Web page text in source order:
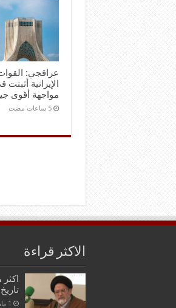
عراقجي:
الإيرانية أثبتت
مواجهة أقوى
‏5 ساعات مضت
الاكثر قراءة
1 مارس,2018